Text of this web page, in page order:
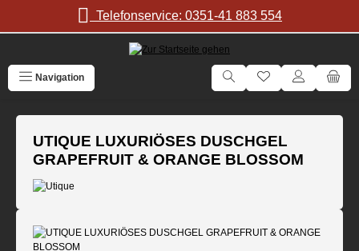
Zum Hauptinhalt springenTelefonservice: 0351-41 883 554
Navigation
UTIQUE LUXURIÖSES DUSCHGEL
GRAPEFRUIT & ORANGE BLOSSOM
Bildergalerie überspringen